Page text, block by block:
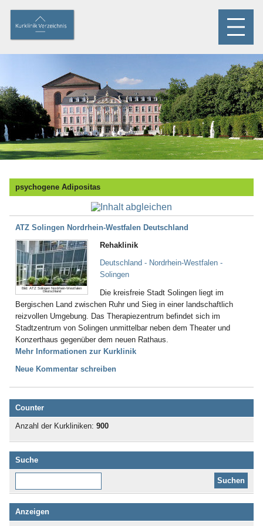
psychogene Adipositas
ATZ Solingen Nordrhein-Westfalen Deutschland
Bild: ATZ Solingen Nordrhein-Westfalen
Deutschland
Rehaklinik
Deutschland - Nordrhein-Westfalen -
Solingen
Die kreisfreie Stadt Solingen liegt im
Bergischen Land zwischen Ruhr und Sieg in einer landschaftlich
reizvollen Umgebung. Das Therapiezentrum befindet sich im
Stadtzentrum von Solingen unmittelbar neben dem Theater und
Konzerthaus gegenüber dem neuen Rathaus.
Mehr Informationen zur Kurklinik
Neue Kommentar schreiben
Counter
Anzahl der Kurkliniken: 900
Suche
Anzeigen